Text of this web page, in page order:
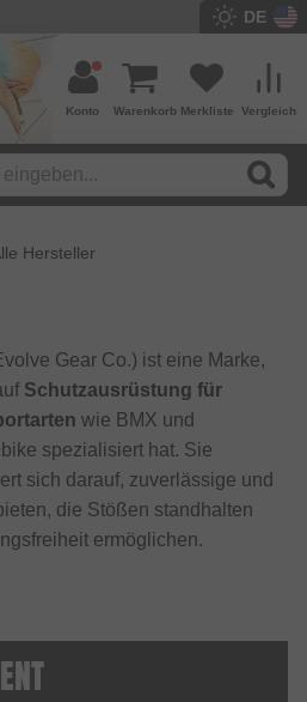
DE
Vergleich
Merkliste
Warenkorb
Konto
Hersteller
Gear Co.) ist eine Marke,
Schutzausrüstung für
wie BMX und
spezialisiert hat. Sie
sich darauf, zuverlässige und
die Stößen standhalten
ermöglichen.